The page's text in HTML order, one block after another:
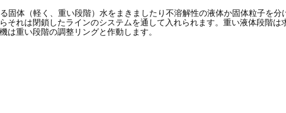
体（軽く、重い段階）水をまきましたり不溶解性の液体か固体粒子を分
れは閉鎖したラインのシステムを通して入れられます。重い液体段階
重い段階の調整リングと作動します。